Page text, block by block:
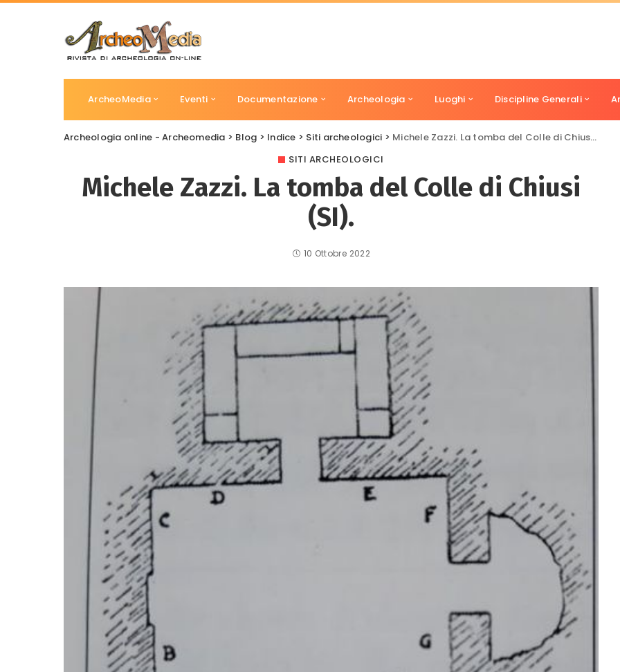
ArcheoMedia Eventi Documentazione Archeologia Luoghi Discipline Generali
Archeologia online - Archeomedia > Blog > Indice > Siti archeologici > Michele Zazzi. La tomba del Colle di Chiusi (SI).
SITI ARCHEOLOGICI
Michele Zazzi. La tomba del Colle di Chiusi
(SI).
10 Ottobre 2022